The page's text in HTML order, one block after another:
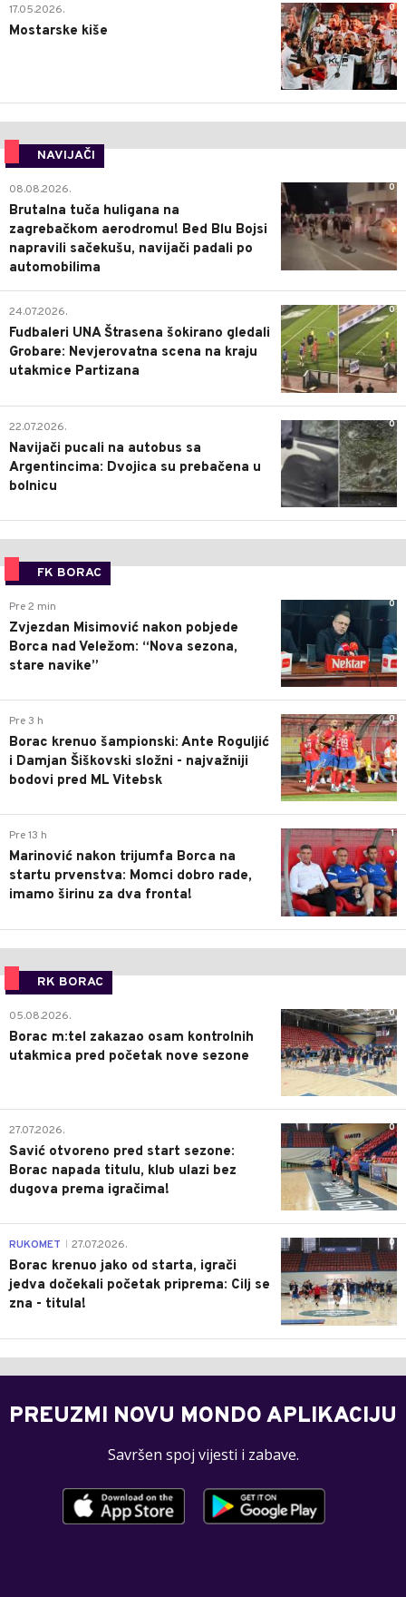
0
17.05.2026.
Mostarske kiše
NAVIJAČI
0
08.08.2026.
Brutalna tuča huligana na
zagrebačkom aerodromu! Bed Blu Bojsi
napravili sačekušu, navijači padali po
automobilima
0
24.07.2026.
Fudbaleri UNA Štrasena šokirano gledali
Grobare: Nevjerovatna scena na kraju
utakmice Partizana
0
22.07.2026.
Navijači pucali na autobus sa
Argentincima: Dvojica su prebačena u
bolnicu
FK BORAC
0
Pre 2 min
Zvjezdan Misimović nakon pobjede
Borca nad Veležom: “Nova sezona,
stare navike”
0
Pre 3 h
Borac krenuo šampionski: Ante Roguljić
i Damjan Šiškovski složni - najvažniji
bodovi pred ML Vitebsk
1
Pre 13 h
Marinović nakon trijumfa Borca na
startu prvenstva: Momci dobro rade,
imamo širinu za dva fronta!
RK BORAC
0
05.08.2026.
Borac m:tel zakazao osam kontrolnih
utakmica pred početak nove sezone
0
27.07.2026.
Savić otvoreno pred start sezone:
Borac napada titulu, klub ulazi bez
dugova prema igračima!
0
RUKOMET 27.07.2026.
Borac krenuo jako od starta, igrači
jedva dočekali početak priprema: Cilj se
zna - titula!
PREUZMI NOVU MONDO APLIKACIJU
Savršen spoj vijesti i zabave.